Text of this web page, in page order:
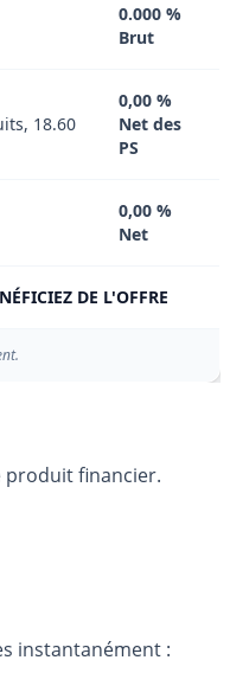
0.000 %
Brut
18.60
0,00 %
Net des
PS
0,00 %
Net
DE L'OFFRE
produit financier.
instantanément :